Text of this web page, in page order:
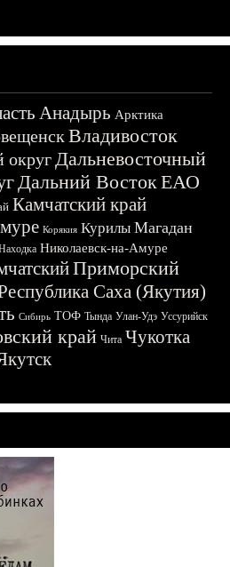
Анадырь Арктика
Владивосток
округДальневосточный
Дальний ВостокЕАО
Камчатский край
Корякия Курилы Магадан
Николаевск-на-Амуре
Приморский
Саха (Якутия)
Сибирь ТОФ Тында Улан-Удэ Уссурийск
край Чита Чукотка